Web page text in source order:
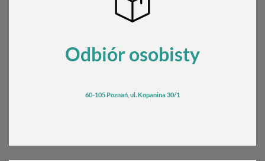
Odbiór osobisty
60-105 Poznań, ul. Kopanina 30/1